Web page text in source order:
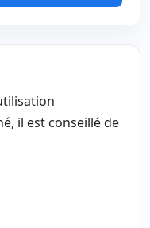
il est conseillé de